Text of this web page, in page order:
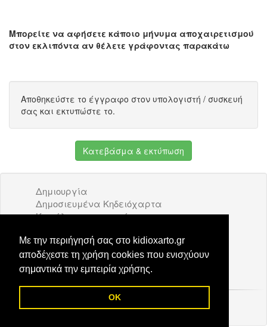
Με την περιήγησή σας στο kidioxarto.gr
αποδέχεστε τη χρήση cookies που ενισχύουν
σημαντικά την εμπειρία χρήσης.
OK
Μπορείτε να αφήσετε κάποιο μήνυμα αποχαιρετισμού
στον εκλιπόντα αν θέλετε γράφοντας παρακάτω
Αποθηκεύστε το έγγραφο στον υπολογιστή / συσκευή
σας και εκτυπώστε το.
Κατεβάσμα & εκτύπωση
Δημιουργία
Δημοσιευμένα Κηδειόχαρτα
Κατάλογος επιχειρήσεων
Διαφήμιση
Επικοινωνία
© 2026 Kidioxarto.gr /Επικοινωνία